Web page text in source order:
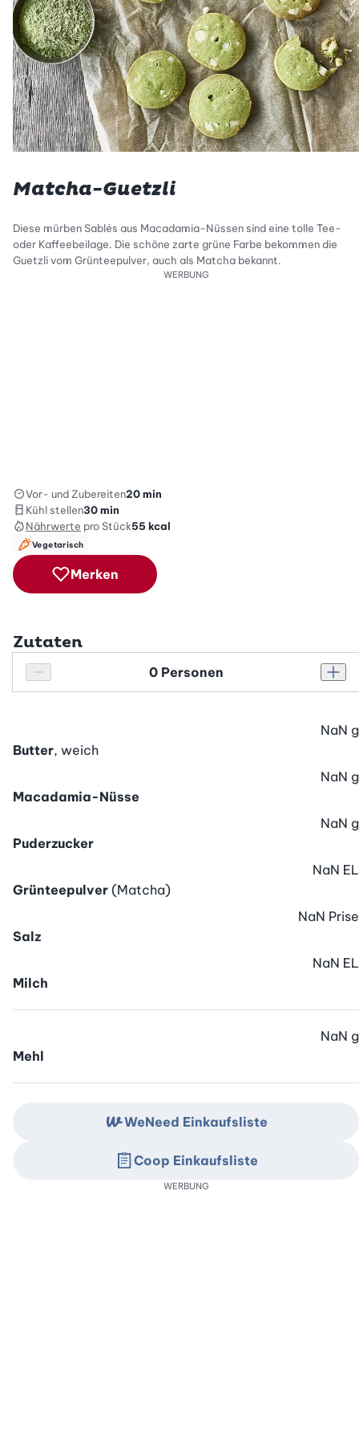
Matcha-Guetzli
Diese mürben Sablés aus Macadamia-Nüssen sind eine tolle Tee-
oder Kaffeebeilage. Die schöne zarte grüne Farbe bekommen die
Guetzli vom Grünteepulver, auch als Matcha bekannt.
WERBUNG
Vor- und Zubereiten20 min
Kühl stellen30 min
Nährwerte pro Stück55 kcal
Vegetarisch
Merken
Zutaten
Personenanzahl verringern
Personenanzahl
Butter, weich
NaN g
Macadamia-Nüsse
NaN g
Puderzucker
NaN g
Grünteepulver (Matcha)
NaN EL
Salz
NaN Prise
Milch
NaN EL
Mehl
NaN g
WeNeed Einkaufsliste
Coop Einkaufsliste
WERBUNG